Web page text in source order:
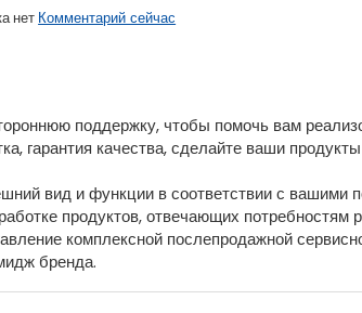
нет Комментарий сейчас
поддержку, чтобы помочь вам
гарантия качества, сделайте ваши
вид и функции в соответствии с вашими
продуктов, отвечающих потребностям
комплексной послепродажной
бренда.